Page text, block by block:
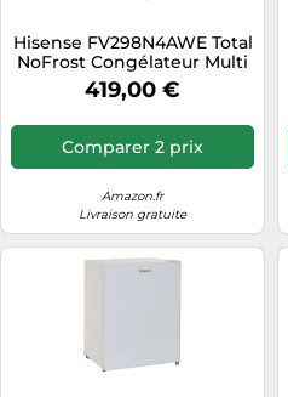
Hisense FV298N4AWE Total
NoFrost Congélateur Multi
AirFlow, fonction
FastFreeze, butée de porte
interchangeable, éclairage
LED, blanc
419,00 €
Comparer 2 prix
Amazon.fr
Livraison gratuite